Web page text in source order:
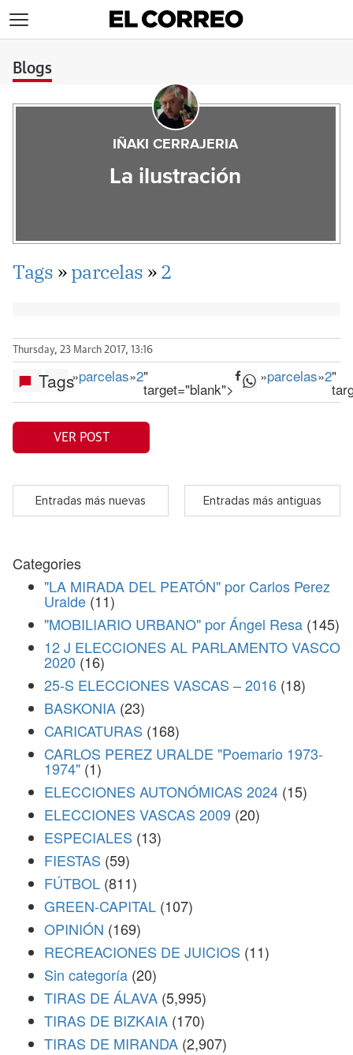
Blogs
IÑAKI CERRAJERIA
La ilustración
Tags »parcelas »2
Thursday, 23 March 2017, 13:16
Tags»parcelas»2"
target="blank">
»parcelas»2"
VER POST
Entradas más nuevas Entradas más antiguas
Categories
"LA MIRADA DEL PEATÓN" por Carlos Perez
Uralde (11)
"MOBILIARIO URBANO" por Ángel Resa (145)
12 J ELECCIONES AL PARLAMENTO VASCO
2020 (16)
25-S ELECCIONES VASCAS – 2016 (18)
BASKONIA (23)
CARICATURAS (168)
CARLOS PEREZ URALDE "Poemario 1973-
1974" (1)
ELECCIONES AUTONÓMICAS 2024 (15)
ELECCIONES VASCAS 2009 (20)
ESPECIALES (13)
FIESTAS (59)
FÚTBOL (811)
GREEN-CAPITAL (107)
OPINIÓN (169)
RECREACIONES DE JUICIOS (11)
Sin categoría (20)
TIRAS DE ÁLAVA (5,995)
TIRAS DE BIZKAIA (170)
TIRAS DE MIRANDA (2,907)